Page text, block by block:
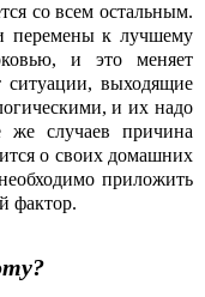
со всем остальным.
перемены к лучшему
и это меняет
выходящие
и их надо
же случаев причина
о своих домашних
приложить
фактор.